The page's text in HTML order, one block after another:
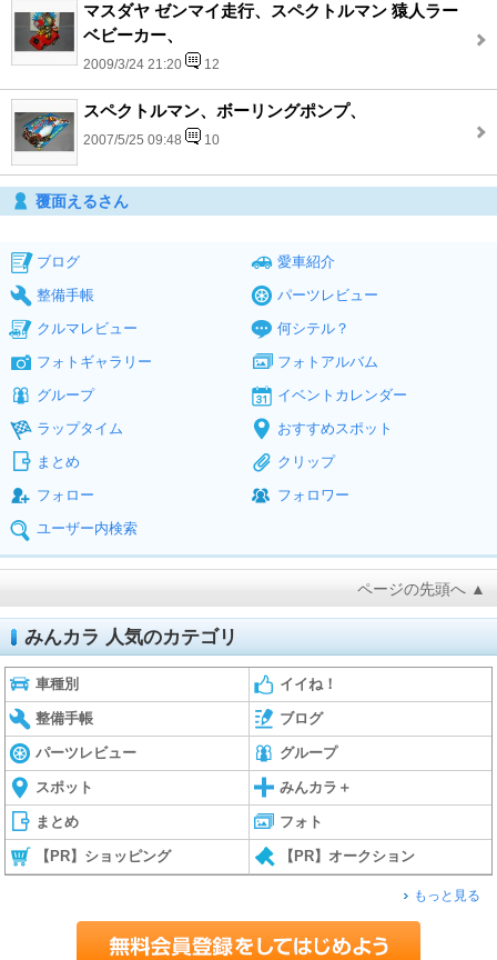
マスダヤ ゼンマイ走行、スペクトルマン 猿人ラー
ベビーカー、
2009/3/24 21:20 12
スペクトルマン、ボーリングポンプ、
2007/5/25 09:48 10
覆面えるさん
ブログ
愛車紹介
整備手帳
パーツレビュー
クルマレビュー
何シテル？
フォトギャラリー
フォトアルバム
グループ
イベントカレンダー
ラップタイム
おすすめスポット
まとめ
クリップ
フォロー
フォロワー
ユーザー内検索
ページの先頭へ ▲
みんカラ 人気のカテゴリ
車種別 イイね！
整備手帳 ブログ
パーツレビュー グループ
スポット みんカラ＋
まとめ フォト
【PR】ショッピング 【PR】オークション
もっと見る